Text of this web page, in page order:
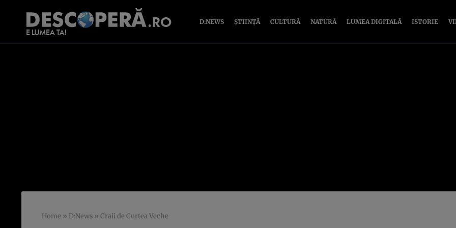
D:NEWS ȘTIINȚĂ CULTURĂ NATURĂ LUMEA DIGITALĂ ISTORIE
Home » D:News » Craii de Curtea Veche